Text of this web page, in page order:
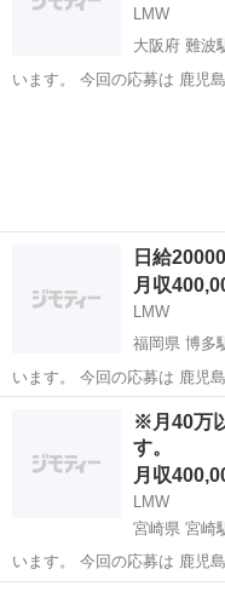
LMW
大阪府 難波
います。 今回の応募は 鹿
日給
月収
LMW
福岡県 博多
います。 今回の応募は 鹿
未経験で…
博多駅
※月40万
す。
月収
LMW
宮崎県 宮崎
います。 今回の応募は 鹿
未経験で…